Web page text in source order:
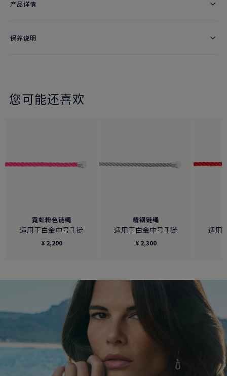
产品详情
保养说明
您可能还喜欢
霓虹粉色链绳
适用于白金中号手链
¥ 2,200
精钢链绳
适用于白金中号手链
¥ 2,300
适用